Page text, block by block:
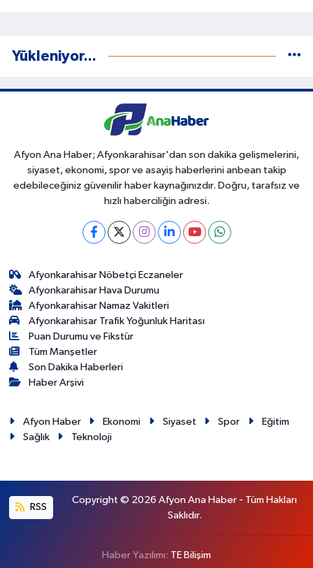
Yükleniyor...
Afyon Ana Haber; Afyonkarahisar'dan son dakika gelişmelerini,
siyaset, ekonomi, spor ve asayiş haberlerini anbean takip
edebileceğiniz güvenilir haber kaynağınızdır. Doğru, tarafsız ve
hızlı haberciliğin adresi.
Afyonkarahisar Nöbetçi Eczaneler
Afyonkarahisar Hava Durumu
Afyonkarahisar Namaz Vakitleri
Afyonkarahisar Trafik Yoğunluk Haritası
Puan Durumu ve Fikstür
Tüm Manşetler
Son Dakika Haberleri
Haber Arşivi
Afyon Haber Ekonomi Siyaset Spor
Eğitim
Sağlık
Teknoloji
RSS
Copyright © 2026 Afyon Ana Haber - Tüm Hakları
Saklıdır.
Haber Yazılımı: TE Bilişim